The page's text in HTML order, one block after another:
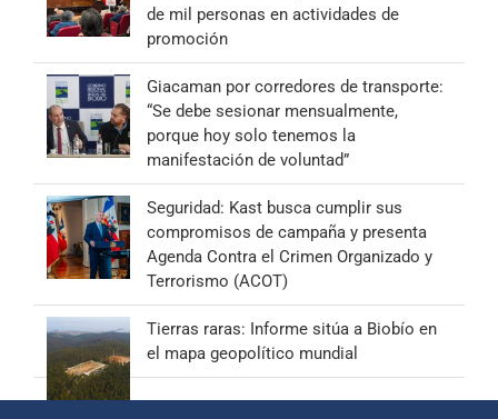
de mil personas en actividades de
promoción
Giacaman por corredores de transporte:
“Se debe sesionar mensualmente,
porque hoy solo tenemos la
manifestación de voluntad”
Seguridad: Kast busca cumplir sus
compromisos de campaña y presenta
Agenda Contra el Crimen Organizado y
Terrorismo (ACOT)
Tierras raras: Informe sitúa a Biobío en
el mapa geopolítico mundial